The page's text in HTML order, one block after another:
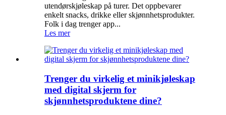
utendørskjøleskap på turer. Det oppbevarer
enkelt snacks, drikke eller skjønnhetsprodukter.
Folk i dag trenger app...
Les mer
Trenger du virkelig et minikjøleskap
med digital skjerm for
skjønnhetsproduktene dine?